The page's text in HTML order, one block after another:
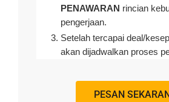
PENAWARAN rincian
pengerjaan.
Setelah tercapai deal/
akan dijadwalkan proses
PESAN